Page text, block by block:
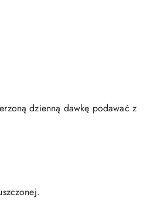
dzienną dawkę podawać z